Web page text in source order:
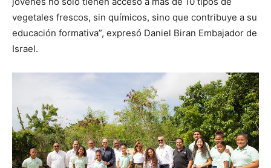
vegetales frescos, sin químicos, sino que contribuye a su
educación formativa”, expresó Daniel Biran Embajador de
Israel.